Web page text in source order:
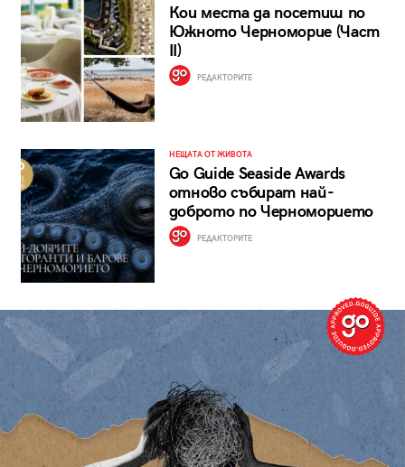
Кои места да посетиш по
Южното Черноморие (Част
II)
РЕДАКТОРИТЕ
НЕЩАТА ОТ ЖИВОТА
Go Guide Seaside Awards
отново събират най-
доброто по Черноморието
РЕДАКТОРИТЕ